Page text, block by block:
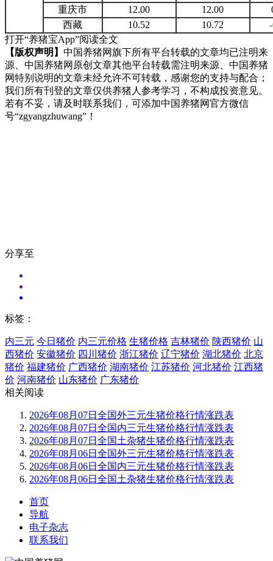
重庆市
12.00 12.00
西藏
10.52 10.72
打开“养猪宝App”阅读全文
【版权声明】 中国养猪网旗下所有平台转载的文章均已注明来
源、中国养猪网原创文章其他平台转载需注明来源、中国养猪
网特别说明的文章未经允许不可转载，感谢您的支持与配合；
我们所有刊登的文章仅供养猪人参考学习，不构成投资意见。
若有不妥，请及时联系我们，可添加中国养猪网官方微信
号“zgyangzhuwang”！
分享至
标签：
内三元 今日猪价 内三元价格 生猪价格 吉林猪价 陕西猪价 山
西猪价 安徽猪价 四川猪价 浙江猪价 辽宁猪价 湖北猪价 北京
猪价 福建猪价 广西猪价 湖南猪价 江苏猪价 河北猪价 江西猪
价 河南猪价 山东猪价 广东猪价
相关阅读
2026年08月07日全国外三元生猪价格行情涨跌表
2026年08月07日全国内三元生猪价格行情涨跌表
2026年08月07日全国土杂猪生猪价格行情涨跌表
2026年08月06日全国外三元生猪价格行情涨跌表
2026年08月06日全国内三元生猪价格行情涨跌表
2026年08月06日全国土杂猪生猪价格行情涨跌表
首页
导航
电子杂志
联系我们